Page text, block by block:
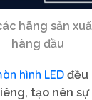
hãng sản
hàng đầu
hình LED đều
tạo nên